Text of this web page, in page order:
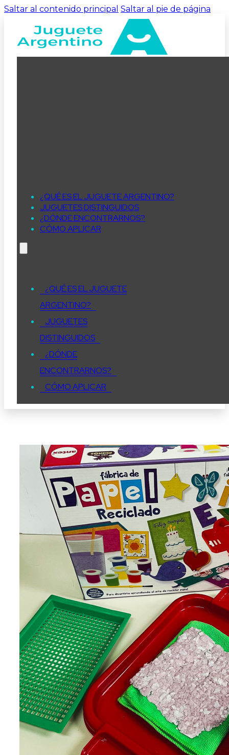
Saltar al contenido principal Saltar al pie de página
¿QUÉ ES EL JUGUETE ARGENTINO?
JUGUETES DISTINGUIDOS
¿DÓNDE ENCONTRARNOS?
CÓMO APLICAR
¿QUÉ ES EL JUGUETE
ARGENTINO?
JUGUETES
DISTINGUIDOS
¿DÓNDE
ENCONTRARNOS?
CÓMO APLICAR